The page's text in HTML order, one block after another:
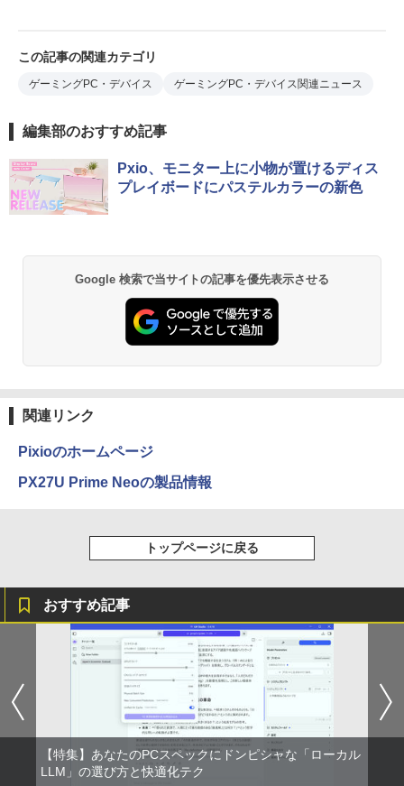
この記事の関連カテゴリ
ゲーミングPC・デバイス ゲーミングPC・デバイス関連ニュース
編集部のおすすめ記事
Pxio、モニター上に小物が置けるディス
プレイボードにパステルカラーの新色
Google 検索で当サイトの記事を優先表示させる
関連リンク
Pixioのホームページ
PX27U Prime Neoの製品情報
トップページに戻る
おすすめ記事
【特集】あなたのPCスペックにドンピシャな「ローカル
LLM」の選び方と快適化テク